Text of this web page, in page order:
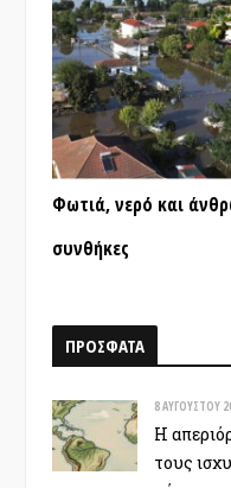
Φωτιά, νερό και
συνθήκες
ΠΡΟΣΦΑΤΑ
8 ΑΥΓΟΎΣΤΟΥ
Η
τους